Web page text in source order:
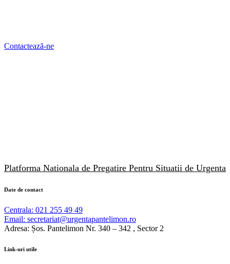
Contactează-ne
Platforma Nationala de Pregatire Pentru Situatii de Urgenta
Date de contact
Centrala: 021 255 49 49
Email: secretariat@urgentapantelimon.ro
Adresa: Șos. Pantelimon Nr. 340 – 342 , Sector 2
Link-uri utile